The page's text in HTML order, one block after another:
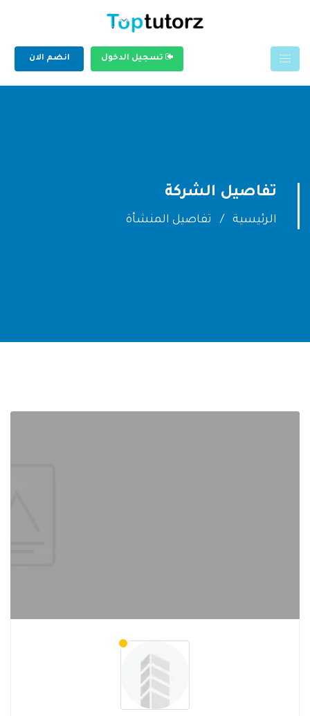
تسجيل الدخول انضم الان
تفاصيل الشركة
الرئيسية تفاصيل المنشأة